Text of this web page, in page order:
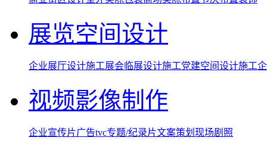
展览空间设计
企业展厅设计施工展会临展设计施工党建空间设计施工
视频影像制作
企业宣传片广告tvc专题/纪录片文案策划 现场剧照